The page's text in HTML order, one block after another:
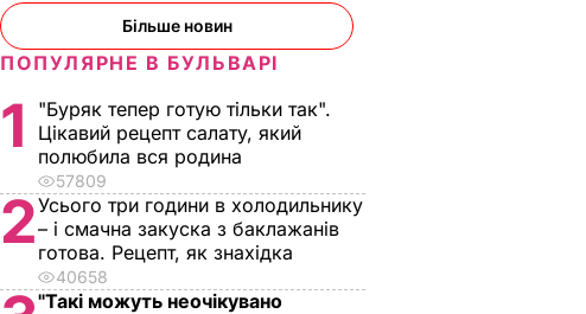
Більше новин
ПОПУЛЯРНЕ В БУЛЬВАРІ
1
"Буряк тепер готую тільки так".
Цікавий рецепт салату, який
полюбила вся родина
57809
2Усього три години в холодильнику
– і смачна закуска з баклажанів
готова. Рецепт, як знахідка
40658
"Такі можуть неочікувано